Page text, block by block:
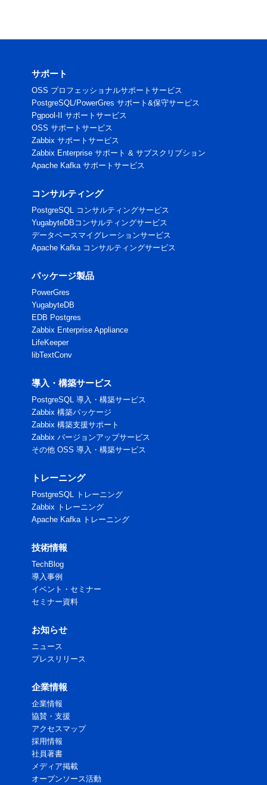
サポート
OSS プロフェッショナルサポートサービス
PostgreSQL/PowerGres サポート&保守サービス
Pgpool-II サポートサービス
OSS サポートサービス
Zabbix サポートサービス
Zabbix Enterprise サポート & サブスクリプション
Apache Kafka サポートサービス
コンサルティング
PostgreSQL コンサルティングサービス
YugabyteDBコンサルティングサービス
データベースマイグレーションサービス
Apache Kafka コンサルティングサービス
パッケージ製品
PowerGres
YugabyteDB
EDB Postgres
Zabbix Enterprise Appliance
LifeKeeper
libTextConv
導入・構築サービス
PostgreSQL 導入・構築サービス
Zabbix 構築パッケージ
Zabbix 構築支援サポート
Zabbix バージョンアップサービス
その他 OSS 導入・構築サービス
トレーニング
PostgreSQL トレーニング
Zabbix トレーニング
Apache Kafka トレーニング
技術情報
TechBlog
導入事例
イベント・セミナー
セミナー資料
お知らせ
ニュース
プレスリリース
企業情報
企業情報
協賛・支援
アクセスマップ
採用情報
社員著書
メディア掲載
オープンソース活動